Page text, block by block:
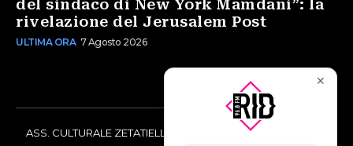
del sindaco di New York Mamdani”: la
rivelazione del Jerusalem Post
ULTIMA ORA 7 Agosto 2026
ASS. CULTURALE ZETATIELLE OFF via Vittorio Amedeo II, 21 -
✕